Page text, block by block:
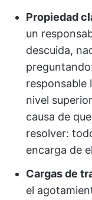
Propiedad
un
descuida,
responsable
nivel
causa de
resolver:
encarga de
Cargas de
el